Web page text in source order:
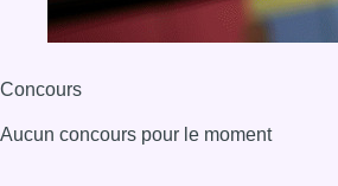
Concours
Aucun concours pour le moment